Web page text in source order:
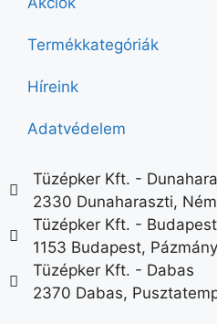
Termékkategóriák
Híreink
Adatvédelem
Tüzépker Kft. -
2330 Dunaharaszti,
Tüzépker Kft. - Budapest
1153 Budapest,
Tüzépker Kft. - Dabas
2370 Dabas,